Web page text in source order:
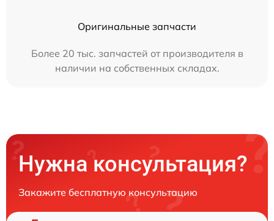
Оригинальные запчасти
Более 20 тыс. запчастей от производителя в
наличии на собственных складах.
Нужна консультация?
Закажите бесплатную консультацию